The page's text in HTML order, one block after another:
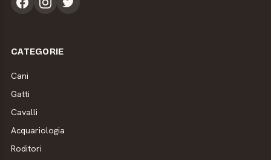
CATEGORIE
Cani
Gatti
Cavalli
Acquariologia
Roditori